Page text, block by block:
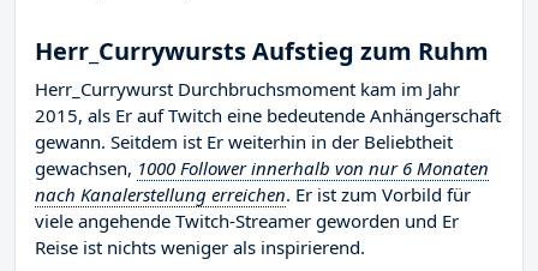
Herr_Currywursts Aufstieg zum Ruhm
Herr_Currywurst Durchbruchsmoment kam im Jahr
2015, als Er auf Twitch eine bedeutende Anhängerschaft
gewann. Seitdem ist Er weiterhin in der Beliebtheit
gewachsen, 1000 Follower innerhalb von nur 6 Monaten
nach Kanalerstellung erreichen. Er ist zum Vorbild für
viele angehende Twitch-Streamer geworden und Er
Reise ist nichts weniger als inspirierend.